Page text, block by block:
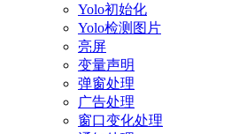
Yolo初始化
Yolo检测图片
亮屏
变量声明
弹窗处理
广告处理
窗口变化处理